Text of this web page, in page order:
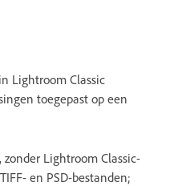
Lightroom Classic
toegepast op een
Lightroom Classic-
en PSD-bestanden;